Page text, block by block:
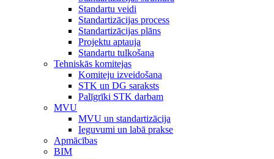
Standartu veidi
Standartizācijas process
Standartizācijas plāns
Projektu aptauja
Standartu tulkošana
Tehniskās komitejas
Komiteju izveidošana
STK un DG saraksts
Palīgrīki STK darbam
MVU
MVU un standartizācija
Ieguvumi un labā prakse
Apmācības
BIM